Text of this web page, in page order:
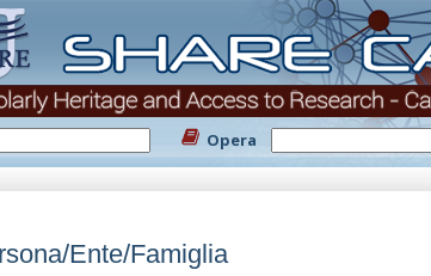
Opera
Ente/Famiglia